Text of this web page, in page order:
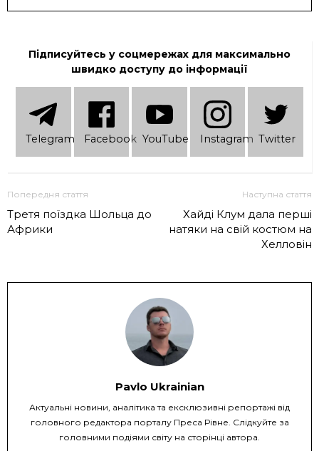
Підписуйтесь у соцмережах для максимально
швидко доступу до інформації
Telеgram Facebook YouTube Instagram Twitter
Попередня стаття
Третя поїздка Шольца до
Африки
Наступна стаття
Хайді Клум дала перші
натяки на свій костюм на
Хелловін
Pavlo Ukrainian
Актуальні новини, аналітика та ексклюзивні репортажі від
головного редактора порталу Преса Рівне. Слідкуйте за
головними подіями світу на сторінці автора.